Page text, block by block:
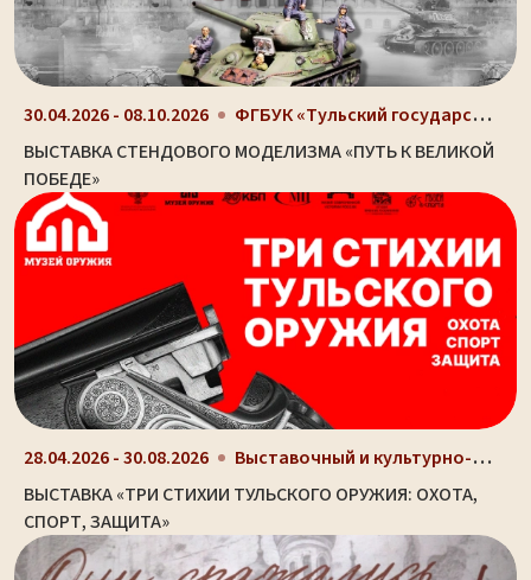
30.04.2026 - 08.10.2026 ФГБУК «Тульский государственный музей оружия», г....
ВЫСТАВКА СТЕНДОВОГО МОДЕЛИЗМА «ПУТЬ К ВЕЛИКОЙ
ПОБЕДЕ»
28.04.2026 - 30.08.2026 Выставочный и культурно-просветительный центр Туль...
ВЫСТАВКА «ТРИ СТИХИИ ТУЛЬСКОГО ОРУЖИЯ: ОХОТА,
СПОРТ, ЗАЩИТА»